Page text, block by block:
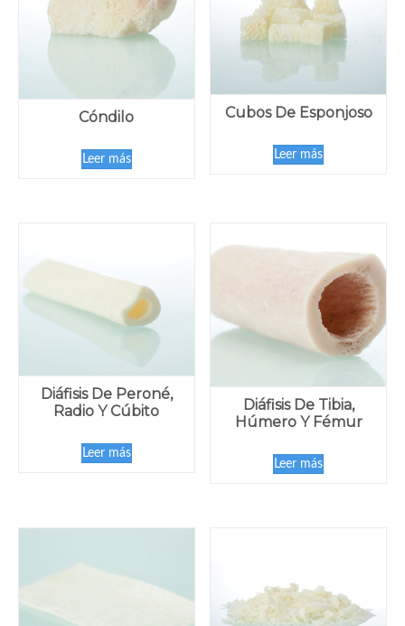
Cóndilo
Leer más
Cubos De Esponjoso
Leer más
Diáfisis De Peroné,
Radio Y Cúbito
Leer más
Diáfisis De Tibia,
Húmero Y Fémur
Leer más